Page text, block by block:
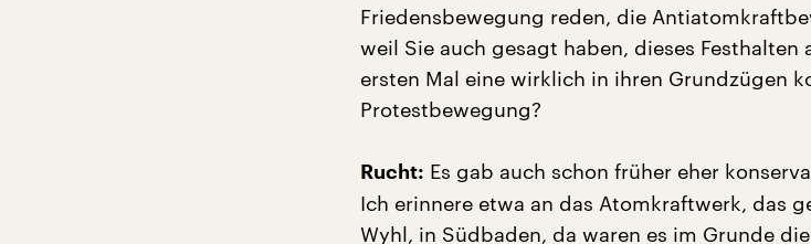
Friedensbewegung reden, die
weil Sie auch gesagt haben, dieses Festhalten
ersten Mal eine wirklich in ihren Grundzügen
Protestbewegung?
Rucht: Es gab auch schon früher eher
Ich erinnere etwa an das Atomkraftwerk, das
Wyhl, in Südbaden, da waren es im Grunde